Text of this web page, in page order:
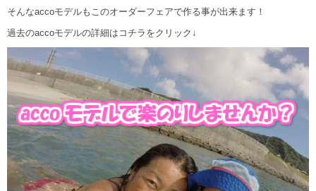
そんなaccoモデルもこのオーダーフェアで作る事が出来ます！
過去のaccoモデルの詳細はコチラをクリック↓